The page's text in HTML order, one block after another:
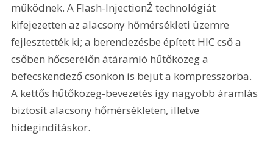
működnek. A Flash-InjectionŽ technológiát
kifejezetten az alacsony hőmérsékleti üzemre
fejlesztették ki; a berendezésbe épített HIC cső a
csőben hőcserélőn átáramló hűtőközeg a
befecskendező csonkon is bejut a kompresszorba.
A kettős hűtőközeg-bevezetés így nagyobb áramlás
biztosít alacsony hőmérsékleten, illetve
hidegindításkor.